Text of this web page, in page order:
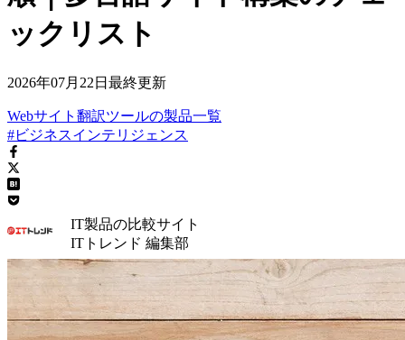
ックリスト
2026年07月22日 最終更新
Webサイト翻訳ツールの製品一覧
#ビジネスインテリジェンス
IT製品の比較サイト
ITトレンド 編集部